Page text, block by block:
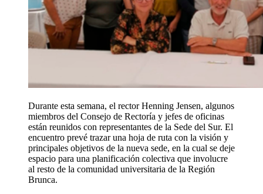
Durante esta semana, el rector Henning Jensen, algunos
miembros del Consejo de Rectoría y jefes de oficinas
están reunidos con representantes de la Sede del Sur. El
encuentro prevé trazar una hoja de ruta con la visión y
principales objetivos de la nueva sede, en la cual se deje
espacio para una planificación colectiva que involucre
al resto de la comunidad universitaria de la Región
Brunca.